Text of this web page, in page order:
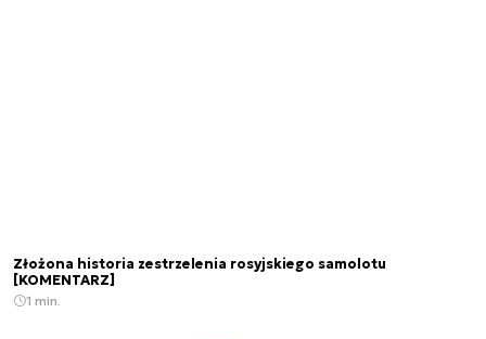
Złożona historia zestrzelenia rosyjskiego samolotu
[KOMENTARZ]
1 min.